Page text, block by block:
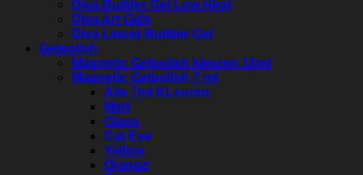
Diva Builder Gel Low Heat
Diva Art Gels
Diva Liquid Builder Gel
Gelpolish
Magnetic Gelpolish kleuren 15ml
Magnetic Gelpolish 7 ml
Alle 7ml KLeuren
Mint
Glass
Cat Eye
Yellow
Orange